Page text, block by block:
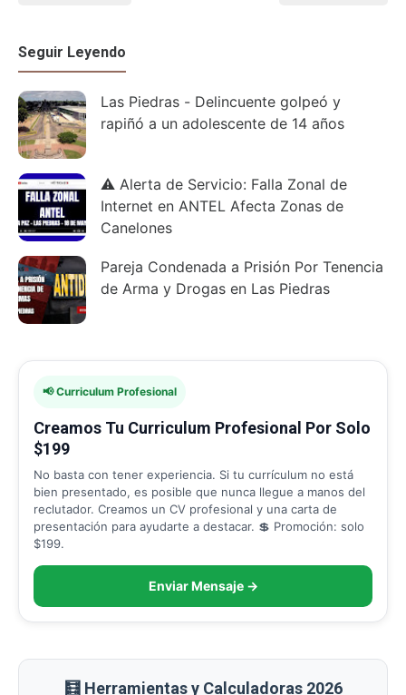
Seguir Leyendo
Las Piedras - Delincuente golpeó y
rapiñó a un adolescente de 14 años
⚠️ Alerta de Servicio: Falla Zonal de
Internet en ANTEL Afecta Zonas de
Canelones
Pareja Condenada a Prisión Por Tenencia
de Arma y Drogas en Las Piedras
📢 Curriculum Profesional
Creamos Tu Curriculum Profesional Por Solo
$199
No basta con tener experiencia. Si tu currículum no está
bien presentado, es posible que nunca llegue a manos del
reclutador. Creamos un CV profesional y una carta de
presentación para ayudarte a destacar. 💲 Promoción: solo
$199.
Enviar Mensaje →
🧮 Herramientas y Calculadoras 2026